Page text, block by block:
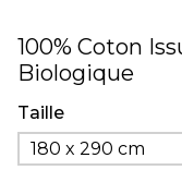
100% Coton
Biologique
Taille
180 x 290 cm